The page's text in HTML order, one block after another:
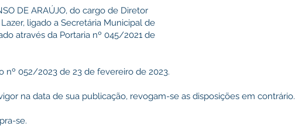
DE ARAÚJO, do cargo de Diretor
ligado a Secretária Municipal de
através da Portaria nº 045/2021 de
nº 052/2023 de 23 de fevereiro de 2023.
na data de sua publicação, revogam-se as disposições em contrário.
se.